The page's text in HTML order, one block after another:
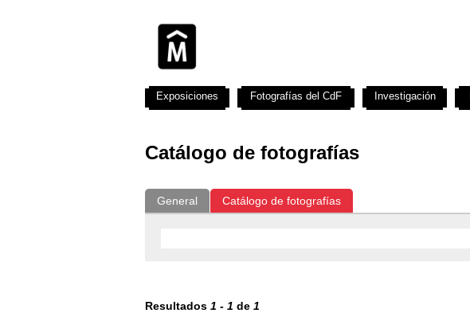
Catálogo de fotografías
General Catálogo de fotografías
Resultados 1 - 1 de 1
Exposiciones Fotografías del CdF Investigación